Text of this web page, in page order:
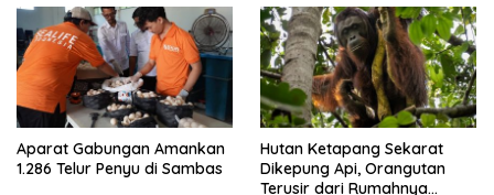
Aparat Gabungan Amankan
1.286 Telur Penyu di Sambas
Hutan Ketapang Sekarat
Dikepung Api, Orangutan
Terusir dari Rumahnya